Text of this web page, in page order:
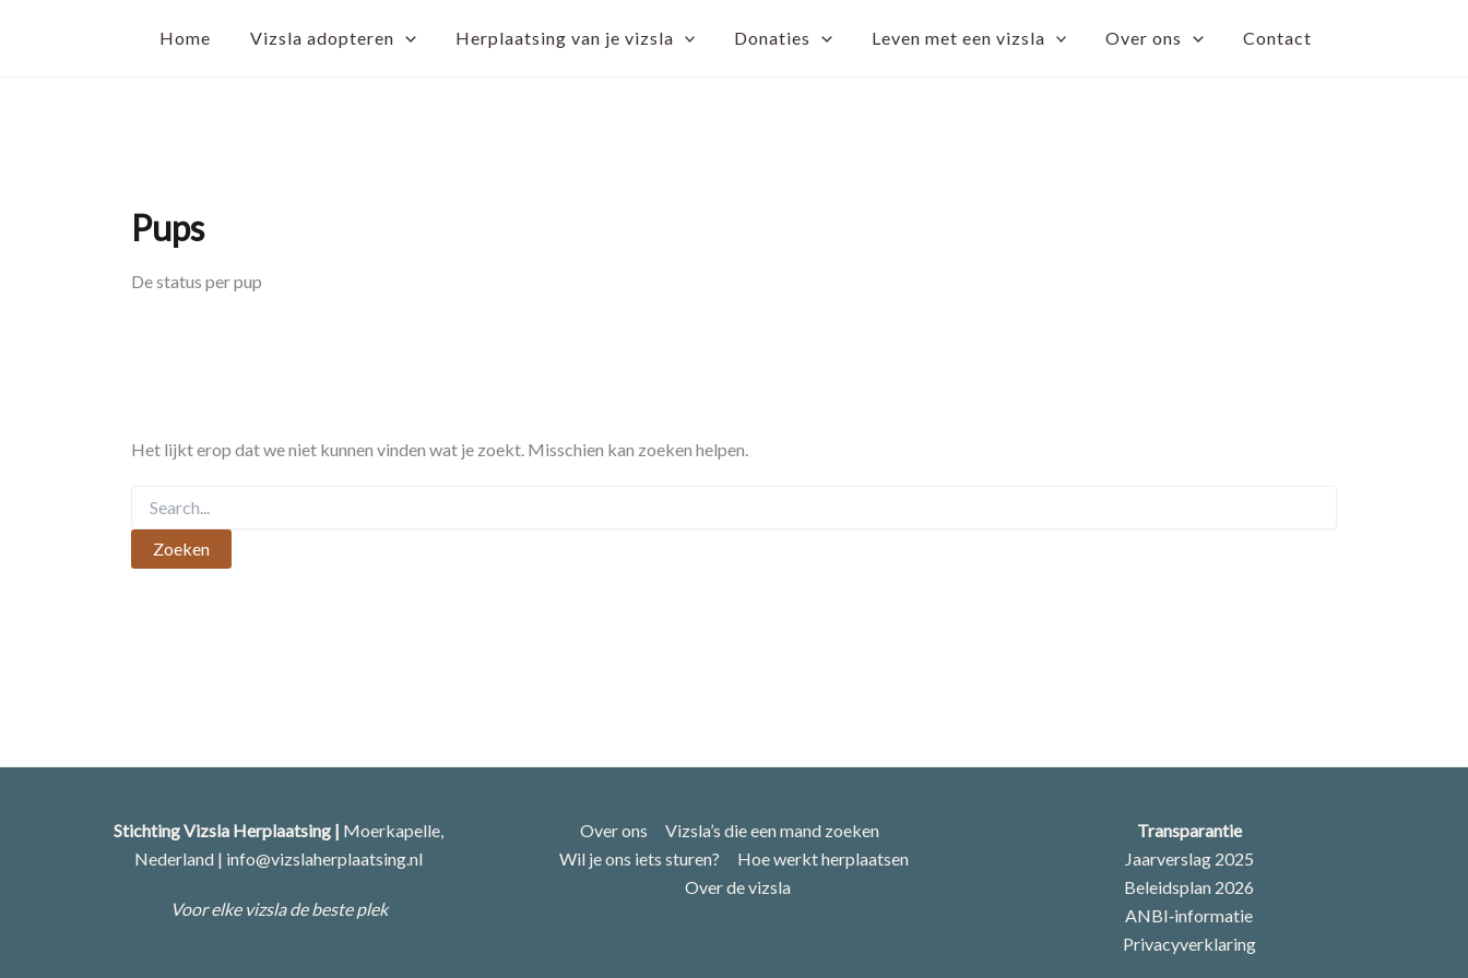
Home Vizsla adopteren Herplaatsing van je vizsla Donaties Leven met een vizsla Over ons Contact
Pups
De status per pup
Het lijkt erop dat we niet kunnen vinden wat je zoekt. Misschien kan zoeken helpen.
naar:
Stichting Vizsla Herplaatsing | Moerkapelle,
Nederland | info@vizslaherplaatsing.nl
Voor elke vizsla de beste plek
Over ons
Vizsla’s die een mand zoeken
Wil je ons iets sturen?
Hoe werkt herplaatsen
Over de vizsla
Transparantie
Jaarverslag 2025
Beleidsplan 2026
ANBI‑informatie
Privacyverklaring